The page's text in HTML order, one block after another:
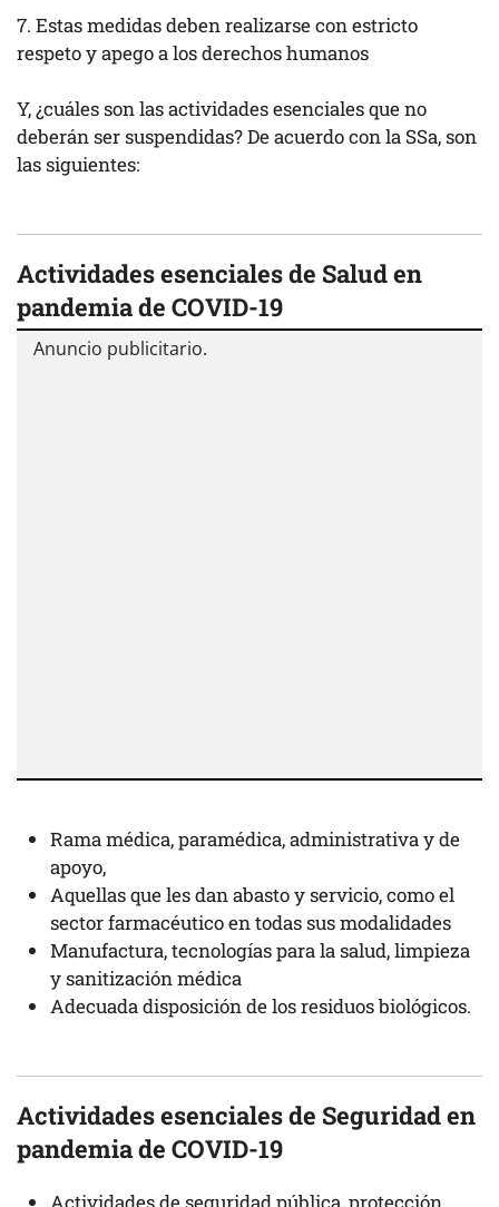
7. Estas medidas deben realizarse con estricto
respeto y apego a los derechos humanos
Y, ¿cuáles son las actividades esenciales que no
deberán ser suspendidas? De acuerdo con la SSa, son
las siguientes:
Actividades esenciales de Salud en
pandemia de COVID-19
Rama médica, paramédica, administrativa y de
apoyo,
Aquellas que les dan abasto y servicio, como el
sector farmacéutico en todas sus modalidades
Manufactura, tecnologías para la salud, limpieza
y sanitización médica
Adecuada disposición de los residuos biológicos.
Actividades esenciales de Seguridad en
pandemia de COVID-19